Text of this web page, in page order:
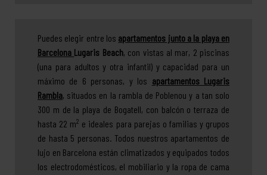
Puedes elegir entre los apartamentos junto a la playa en
Barcelona Lugaris Beach, con vistas al mar, 2 piscinas
(una para adultos y otra infantil) y capacidad para un
máximo de 6 personas, y los apartamentos Lugaris
Rambla, situados en la rambla de Poblenou y a tan solo
300 m de la playa de Bogatell, con balcón o terraza de
hasta 22 m2 e ideales para parejas o familias y grupos
de hasta 5 personas. Todos nuestros apartamentos de
lujo en Barcelona están climatizados y equipados todos
los electrodomésticos, el mobiliario y la ropa de cama